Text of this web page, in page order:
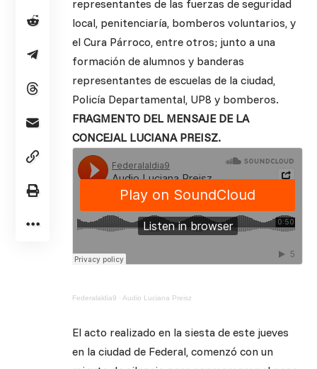
representantes de las fuerzas de seguridad
local, penitenciaría, bomberos voluntarios, y
el Cura Párroco, entre otros; junto a una
formación de alumnos y banderas
representantes de escuelas de la ciudad,
Policía Departamental, UP8 y bomberos.
FRAGMENTO DEL MENSAJE DE LA
CONCEJAL LUCIANA PREISZ.
Federalaldia9 · Audio Luciana Preisz
El acto realizado en la siesta de este jueves
en la ciudad de Federal, comenzó con un